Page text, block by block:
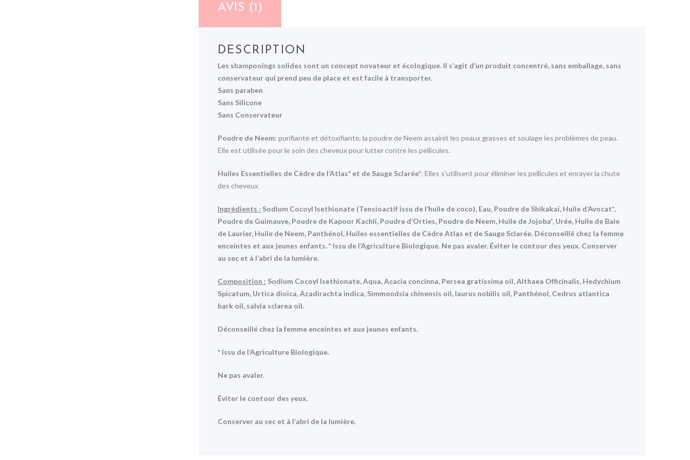
AVIS (1)
DESCRIPTION
Les shampooings solides sont un concept novateur et écologique. Il s’agit d’un produit concentré, sans emballage, sans
conservateur qui prend peu de place et est facile à transporter.
Sans paraben
Sans Silicone
Sans Conservateur
Poudre de Neem: purifiante et détoxifiante, la poudre de Neem assainit les peaux grasses et soulage les problèmes de peau.
Elle est utilisée pour le soin des cheveux pour lutter contre les pellicules.
Huiles Essentielles de Cèdre de l’Atlas* et de Sauge Sclarée*: Elles s’utilisent pour éliminer les pellicules et enrayer la chute
des cheveux
Ingrédients : Sodium Cocoyl Isethionate (Tensioactif issu de l’huile de coco), Eau, Poudre de Shikakaï, Huile d’Avocat*,
Poudre de Guimauve, Poudre de Kapoor Kachli, Poudre d’Orties, Poudre de Neem, Huile de Jojoba*, Urée, Huile de Baie
de Laurier, Huile de Neem, Panthénol, Huiles essentielles de Cèdre Atlas et de Sauge Sclarée. Déconseillé chez la femme
enceintes et aux jeunes enfants. * Issu de l’Agriculture Biologique. Ne pas avaler. Éviter le contour des yeux. Conserver
au sec et à l’abri de la lumière.
Composition : Sodium Cocoyl Isethionate, Aqua, Acacia concinna, Persea gratissima oil, Althaea Officinalis, Hedychium
Spicatum, Urtica dioica, Azadirachta indica, Simmondsia chinensis oil, laurus nobilis oil, Panthénol, Cedrus atlantica
bark oil, salvia sclarea oil.
Déconseillé chez la femme enceintes et aux jeunes enfants.
* Issu de l’Agriculture Biologique.
Ne pas avaler.
Éviter le contour des yeux.
Conserver au sec et à l’abri de la lumière.